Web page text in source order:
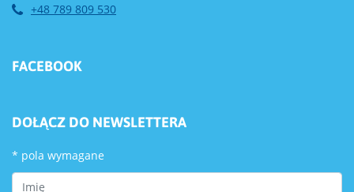
+48 789 809 530
FACEBOOK
DOŁĄCZ DO NEWSLETTERA
* pola wymagane
First Name